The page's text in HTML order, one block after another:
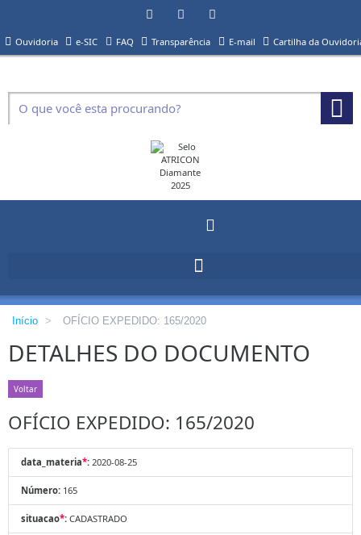
Ouvidoria e-SIC FAQ Transparência E-mail Cartilha da
Início > OFÍCIO EXPEDIDO: 165/2020
DETALHES DO DOCUMENTO
Voltar
OFÍCIO EXPEDIDO: 165/2020
data_materia*: 2020-08-25
Número: 165
situacao*: CADASTRADO